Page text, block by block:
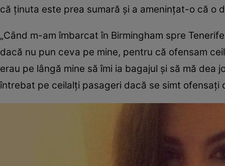
că ținuta este prea sumară și a amenințat-o că o
„Când m-am îmbarcat în Birmingham spre
dacă nu pun ceva pe mine, pentru că ofensam
erau pe lângă mine să îmi ia bagajul și să mă dea
întrebat pe ceilalți pasageri dacă se simt ofensați